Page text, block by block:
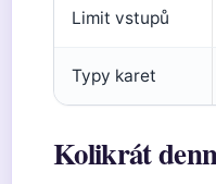
Limit vstupů
Typy karet
Kolikrát